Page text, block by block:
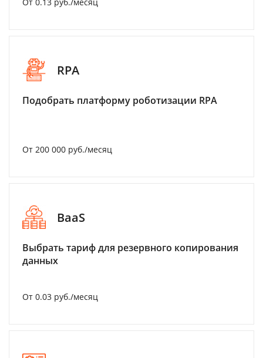
RPA
Подобрать платформу роботизации RPA
От 200 000 руб./месяц
BaaS
Выбрать тариф для резервного копирования
данных
От 0.03 руб./месяц